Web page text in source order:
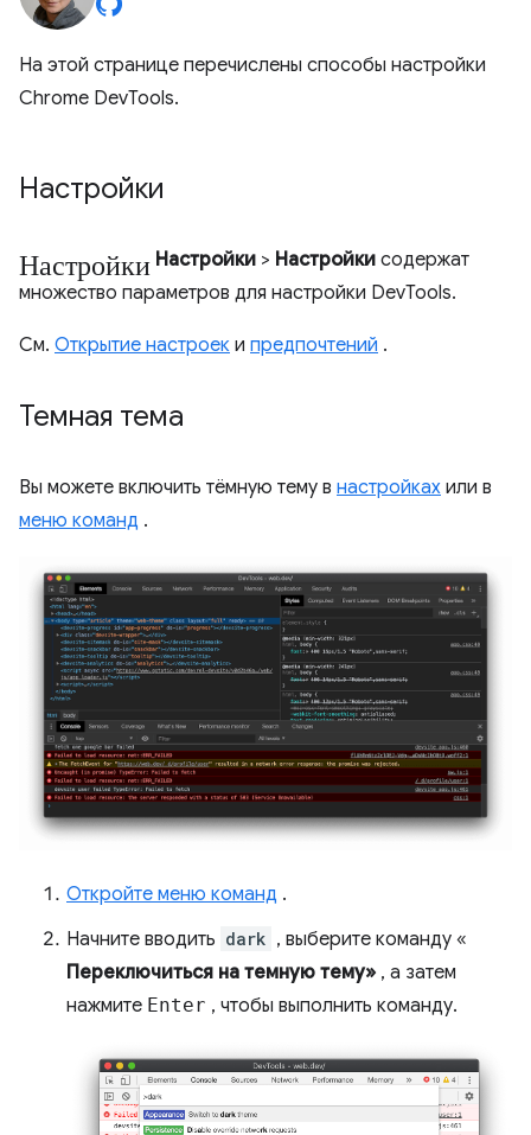
На этой странице перечислены способы настройки
Chrome DevTools.
Настройки
Настройки Настройки > Настройки содержат
множество параметров для настройки DevTools.
См. Открытие настроек и предпочтений .
Темная тема
Вы можете включить тёмную тему в настройках или в
меню команд .
Откройте меню команд .
Начните вводить dark , выберите команду «
Переключиться на темную тему» , а затем
нажмите Enter , чтобы выполнить команду.